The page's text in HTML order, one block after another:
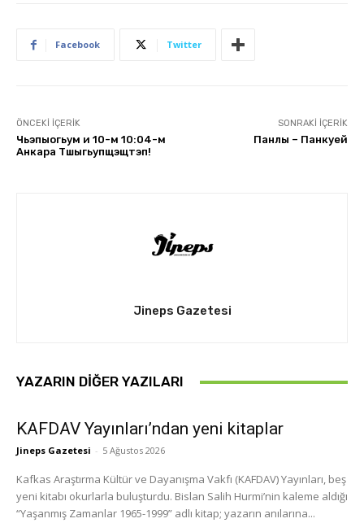
Facebook Twitter
ÖNCEKI İÇERIK
Чьэпыогьум и 10-м 10:04-м
Анкара Тшыгьупщэщтэп!
SONRAKI İÇERIK
Панлы – Панкуей
Jineps Gazetesi
YAZARIN DIĞER YAZILARI
KAFDAV Yayınları’ndan yeni kitaplar
Jineps Gazetesi - 5 Ağustos 2026
Kafkas Araştırma Kültür ve Dayanışma Vakfı (KAFDAV) Yayınları, beş
yeni kitabı okurlarla buluşturdu. Bislan Salih Hurmi’nin kaleme aldığı
“Yaşanmış Zamanlar 1965-1999” adlı kitap; yazarın anılarına...